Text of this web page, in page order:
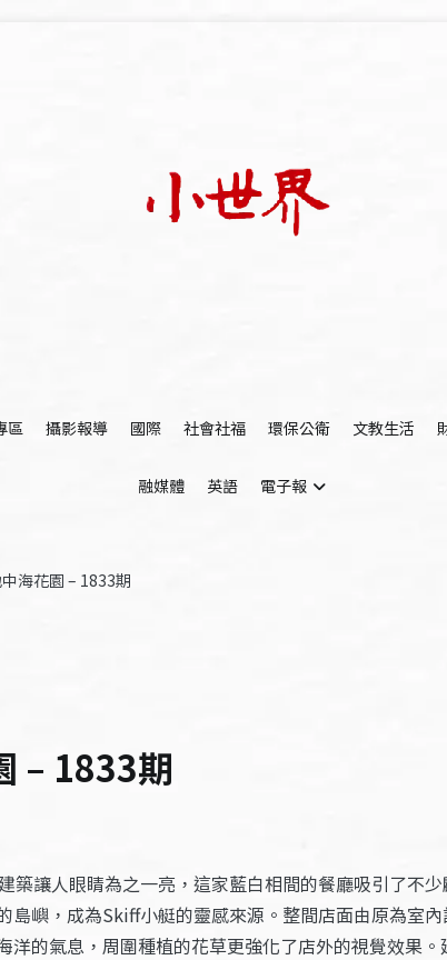
區 攝影報導 國際 社會社福 環保公衛 文教生活
融媒體 英語 電子報
海花園 – 1833期
– 1833期
讓人眼睛為之一亮，這家藍白相間的餐廳吸引了不
嶼，成為Skiff小艇的靈感來源。整間店面由原為室
的氣息，周圍種植的花草更強化了店外的視覺效果